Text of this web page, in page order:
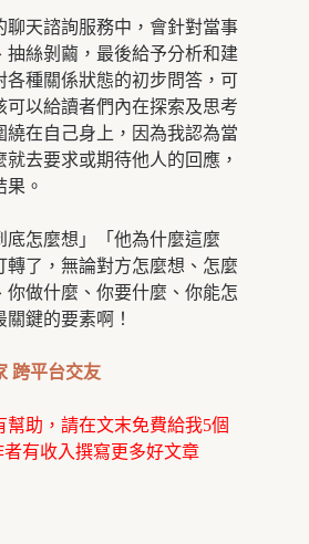
聊天諮詢服務中，會針對當事
抽絲剝繭，最後給予分析和建
各種關係狀態的初步問答，可
可以給讀者們內在探索及思考
繞在自己身上，因為我認為當
去要求或期待他人的回應，
。
底怎麼想」「他為什麼這麼
了，無論對方怎麼想、怎麼
做什麼、你要什麼、你能怎
鍵的要素啊！
跨平台交友
幫助，請在文末免費給我5個
有收入撰寫更多好文章